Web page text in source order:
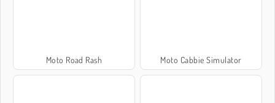
Moto Road Rash Moto Cabbie Simulator